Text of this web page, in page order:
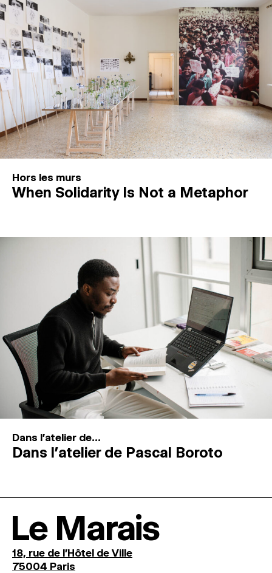
Hors les murs
When Solidarity Is Not a Metaphor
Dans l'atelier de...
Dans l’atelier de Pascal Boroto
Le Marais
18, rue de l'Hôtel de Ville
75004 Paris